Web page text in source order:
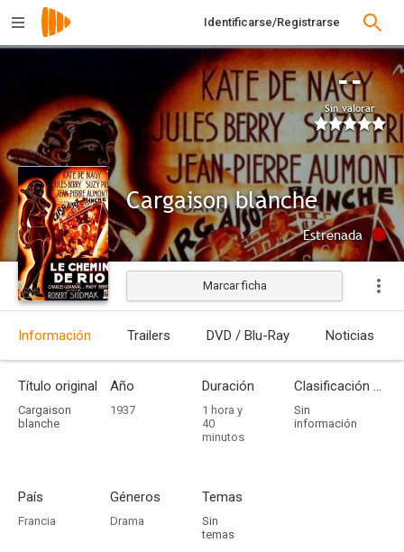
Identificarse/Registrarse
--
Sin valorar
Cargaison blanche
Estrenada
Marcar ficha
Información Trailers DVD / Blu-Ray Noticias
Título original
Cargaison
blanche
Año
1937
Duración
1 hora y
40
minutos
Clasificación por edades
Sin
información
País
Francia
Géneros
Drama
Temas
Sin
temas